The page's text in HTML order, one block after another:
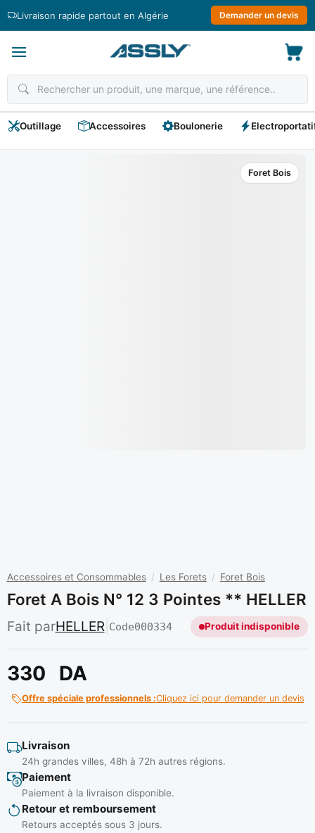
Livraison rapide partout en Algérie Demander un devis
Outillage Accessoires Boulonerie
Foret Bois
Accessoires et Consommables / Les Forets / Foret Bois
Foret A Bois N° 12 3 Pointes ** HELLER
Fait parHELLER| Code000334 Produit indisponible
330 DA
Offre spéciale professionnels :Cliquez ici pour demander un devis
Livraison
24h grandes villes, 48h à 72h autres régions.
Paiement
Paiement à la livraison disponible.
Retour et remboursement
Retours acceptés sous 3 jours.